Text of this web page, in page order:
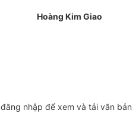
Hoàng Kim Giao
đăng nhập để xem và tải văn bản